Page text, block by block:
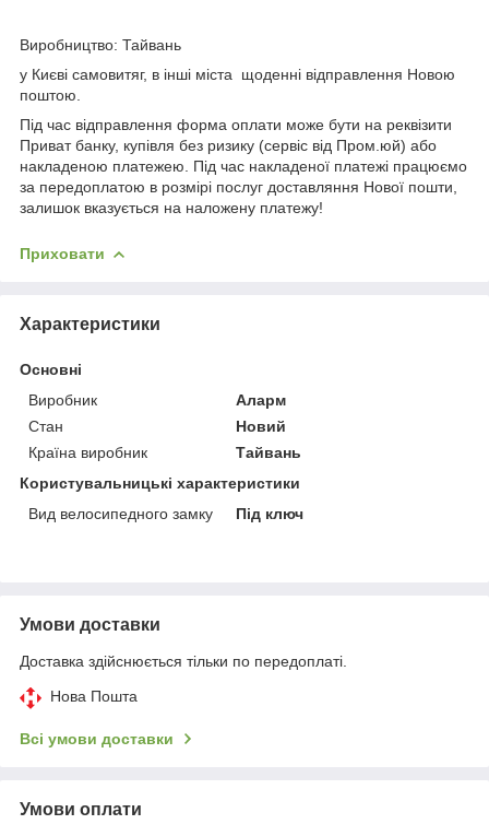
Виробництво: Тайвань
у Києві самовитяг, в інші міста щоденні відправлення Новою
поштою.
Під час відправлення форма оплати може бути на реквізити
Приват банку, купівля без ризику (сервіс від Пром.юй) або
накладеною платежею. Під час накладеної платежі працюємо
за передоплатою в розмірі послуг доставляння Нової пошти,
залишок вказується на наложену платежу!
Приховати
Характеристики
Основні
Виробник
Аларм
Стан
Новий
Країна виробник
Тайвань
Користувальницькі характеристики
Вид велосипедного замку
Під ключ
Умови доставки
Доставка здійснюється тільки по передоплаті.
Нова Пошта
Всі умови доставки
Умови оплати